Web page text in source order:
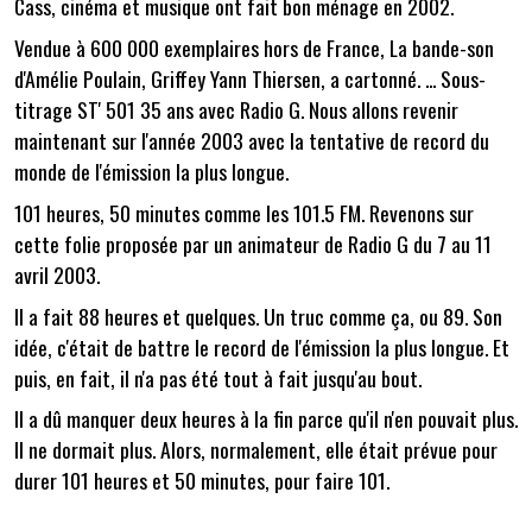
Vendue à 600 000 exemplaires hors de France, La bande-son
d'Amélie Poulain, Griffey Yann Thiersen, a cartonné. ... Sous-
titrage ST' 501 35 ans avec Radio G. Nous allons revenir
maintenant sur l'année 2003 avec la tentative de record du
monde de l'émission la plus longue.
101 heures, 50 minutes comme les 101.5 FM. Revenons sur
cette folie proposée par un animateur de Radio G du 7 au 11
avril 2003.
Il a fait 88 heures et quelques. Un truc comme ça, ou 89. Son
idée, c'était de battre le record de l'émission la plus longue. Et
puis, en fait, il n'a pas été tout à fait jusqu'au bout.
Il a dû manquer deux heures à la fin parce qu'il n'en pouvait plus.
Il ne dormait plus. Alors, normalement, elle était prévue pour
durer 101 heures et 50 minutes, pour faire 101.